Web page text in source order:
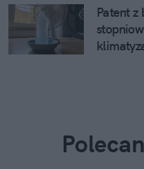
Patent